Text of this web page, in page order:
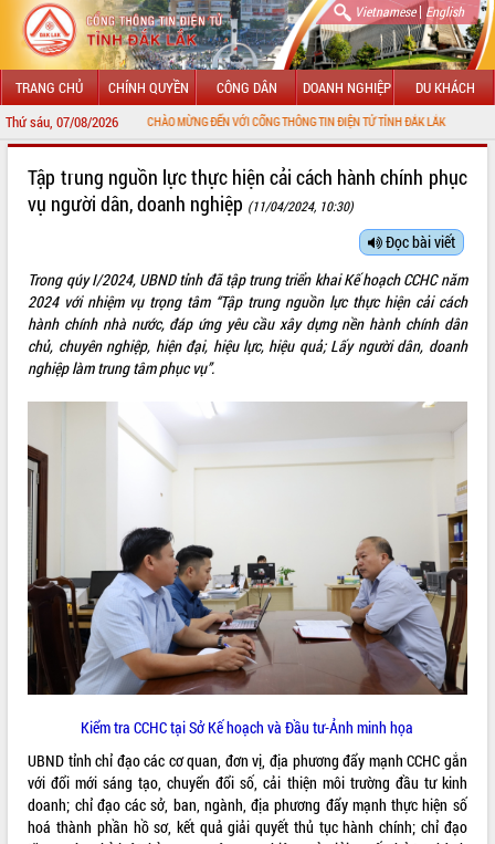
Vietnamese| English
TRANG CHỦ CHÍNH QUYỀN CÔNG DÂN DOANH NGHIỆP DU KHÁCH
Thứ sáu, 07/08/2026CHÀO MỪNG ĐẾN VỚI CỔNG THÔNG TIN ĐIỆN TỬ TỈNH ĐẮK LẮK
LÃNH ĐẠO UBND TỈNH
SỞ, BAN, NGÀNH
UBND CÁC XÃ, PHƯỜNG
HỆ THỐNG VĂN BẢN
VĂN BẢN HĐND TỈNH
ĐIỂM TIN VĂN BẢN
QUY HOẠCH - KẾ HOẠCH
Tập trung nguồn lực thực hiện cải cách hành chính phục
vụ người dân, doanh nghiệp (11/04/2024, 10:30)
Đọc bài viết
Trong qúy I/2024, UBND tỉnh đã tập trung triển khai Kế hoạch CCHC năm
2024 với nhiệm vụ trọng tâm “Tập trung nguồn lực thực hiện cải cách
hành chính nhà nước, đáp ứng yêu cầu xây dựng nền hành chính dân
chủ, chuyên nghiệp, hiện đại, hiệu lực, hiệu quả; Lấy người dân, doanh
nghiệp làm trung tâm phục vụ”.
Kiểm tra CCHC tại Sở Kế hoạch và Đầu tư-Ảnh minh họa
UBND tỉnh chỉ đạo các cơ quan, đơn vị, địa phương đẩy mạnh CCHC gắn
với đổi mới sáng tạo, chuyển đổi số, cải thiện môi trường đầu tư kinh
doanh; chỉ đạo các sở, ban, ngành, địa phương đẩy mạnh thực hiện số
hoá thành phần hồ sơ, kết quả giải quyết thủ tục hành chính; chỉ đạo